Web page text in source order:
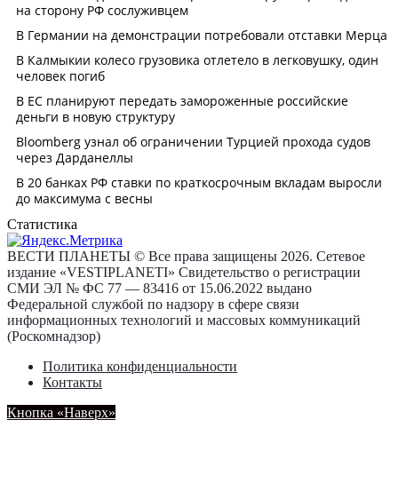
Статистика
ВЕСТИ ПЛАНЕТЫ © Все права защищены 2026. Сетевое
издание «VESTIPLANETI» Свидетельство о регистрации
СМИ ЭЛ № ФС 77 — 83416 от 15.06.2022 выдано
Федеральной службой по надзору в сфере связи
информационных технологий и массовых коммуникаций
(Роскомнадзор)
Политика конфиденциальности
Контакты
Кнопка «Наверх»